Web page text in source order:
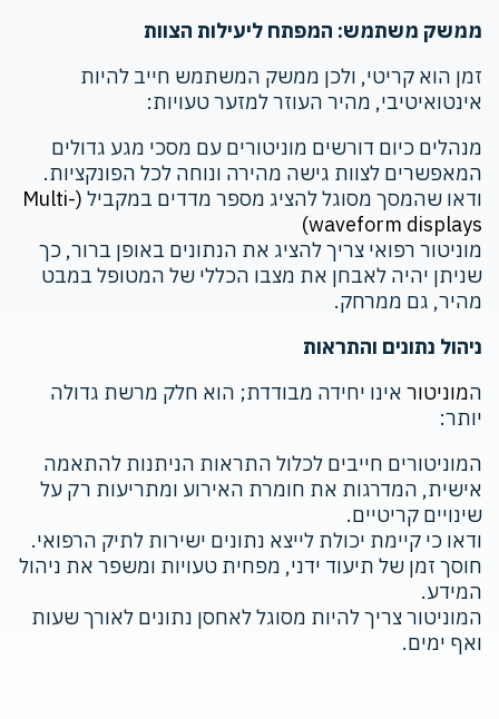
ממשק משתמש: המפתח ליעילות הצוות
זמן הוא קריטי, ולכן ממשק המשתמש חייב להיות
אינטואיטיבי, מהיר העוזר למזער טעויות:
מנהלים כיום דורשים מוניטורים עם מסכי מגע גדולים
המאפשרים לצוות גישה מהירה ונוחה לכל הפונקציות.
ודאו שהמסך מסוגל להציג מספר מדדים במקביל (Multi-
waveform displays)
מוניטור רפואי צריך להציג את הנתונים באופן ברור, כך
שניתן יהיה לאבחן את מצבו הכללי של המטופל במבט
מהיר, גם ממרחק.
ניהול נתונים והתראות
המוניטור אינו יחידה מבודדת; הוא חלק מרשת גדולה
יותר:
המוניטורים חייבים לכלול התראות הניתנות להתאמה
אישית, המדרגות את חומרת האירוע ומתריעות רק על
שינויים קריטיים.
ודאו כי קיימת יכולת לייצא נתונים ישירות לתיק הרפואי.
חוסך זמן של תיעוד ידני, מפחית טעויות ומשפר את ניהול
המידע.
המוניטור צריך להיות מסוגל לאחסן נתונים לאורך שעות
ואף ימים.